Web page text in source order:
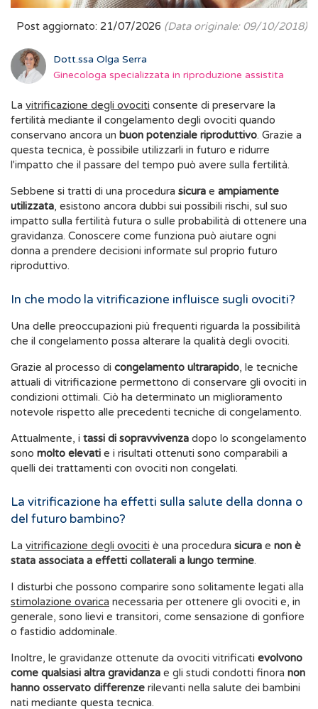
Post aggiornato: 21/07/2026 (Data originale: 09/10/2018)
Dott.ssa Olga Serra
Ginecologa specializzata in riproduzione assistita
La vitrificazione degli ovociti consente di preservare la
fertilità mediante il congelamento degli ovociti quando
conservano ancora un buon potenziale riproduttivo. Grazie a
questa tecnica, è possibile utilizzarli in futuro e ridurre
l'impatto che il passare del tempo può avere sulla fertilità.
Sebbene si tratti di una procedura sicura e ampiamente
utilizzata, esistono ancora dubbi sui possibili rischi, sul suo
impatto sulla fertilità futura o sulle probabilità di ottenere una
gravidanza. Conoscere come funziona può aiutare ogni
donna a prendere decisioni informate sul proprio futuro
riproduttivo.
In che modo la vitrificazione influisce sugli ovociti?
Una delle preoccupazioni più frequenti riguarda la possibilità
che il congelamento possa alterare la qualità degli ovociti.
Grazie al processo di congelamento ultrarapido, le tecniche
attuali di vitrificazione permettono di conservare gli ovociti in
condizioni ottimali. Ciò ha determinato un miglioramento
notevole rispetto alle precedenti tecniche di congelamento.
Attualmente, i tassi di sopravvivenza dopo lo scongelamento
sono molto elevati e i risultati ottenuti sono comparabili a
quelli dei trattamenti con ovociti non congelati.
La vitrificazione ha effetti sulla salute della donna o
del futuro bambino?
La vitrificazione degli ovociti è una procedura sicura e non è
stata associata a effetti collaterali a lungo termine.
I disturbi che possono comparire sono solitamente legati alla
stimolazione ovarica necessaria per ottenere gli ovociti e, in
generale, sono lievi e transitori, come sensazione di gonfiore
o fastidio addominale.
Inoltre, le gravidanze ottenute da ovociti vitrificati evolvono
come qualsiasi altra gravidanza e gli studi condotti finora non
hanno osservato differenze rilevanti nella salute dei bambini
nati mediante questa tecnica.